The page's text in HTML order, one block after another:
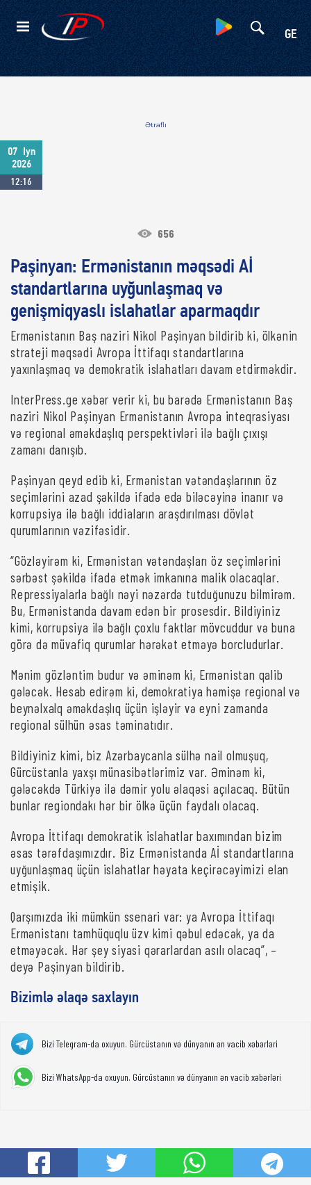
GE
Kateqoriyalar
Ətraflı
07
Iyn
2026
12:16
656
Paşinyan: Ermənistanın məqsədi Aİ
standartlarına uyğunlaşmaq və
genişmiqyaslı islahatlar aparmaqdır
Ermənistanın Baş naziri Nikol Paşinyan bildirib ki, ölkənin
strateji məqsədi Avropa İttifaqı standartlarına
yaxınlaşmaq və demokratik islahatları davam etdirməkdir.
InterPress.ge xəbər verir ki, bu barədə Ermənistanın Baş
naziri Nikol Paşinyan Ermənistanın Avropa inteqrasiyası
və regional əməkdaşlıq perspektivləri ilə bağlı çıxışı
zamanı danışıb.
Paşinyan qeyd edib ki, Ermənistan vətəndaşlarının öz
seçimlərini azad şəkildə ifadə edə biləcəyinə inanır və
korrupsiya ilə bağlı iddiaların araşdırılması dövlət
qurumlarının vəzifəsidir.
“Gözləyirəm ki, Ermənistan vətəndaşları öz seçimlərini
sərbəst şəkildə ifadə etmək imkanına malik olacaqlar.
Repressiyalarla bağlı nəyi nəzərdə tutduğunuzu bilmirəm.
Bu, Ermənistanda davam edən bir prosesdir. Bildiyiniz
kimi, korrupsiya ilə bağlı çoxlu faktlar mövcuddur və buna
görə də müvafiq qurumlar hərəkət etməyə borcludurlar.
Mənim gözləntim budur və əminəm ki, Ermənistan qalib
gələcək. Hesab edirəm ki, demokratiya həmişə regional və
beynəlxalq əməkdaşlıq üçün işləyir və eyni zamanda
regional sülhün əsas təminatıdır.
Bildiyiniz kimi, biz Azərbaycanla sülhə nail olmuşuq,
Gürcüstanla yaxşı münasibətlərimiz var. Əminəm ki,
gələcəkdə Türkiyə ilə dəmir yolu əlaqəsi açılacaq. Bütün
bunlar regiondakı hər bir ölkə üçün faydalı olacaq.
Avropa İttifaqı demokratik islahatlar baxımından bizim
əsas tərəfdaşımızdır. Biz Ermənistanda Aİ standartlarına
uyğunlaşmaq üçün islahatlar həyata keçirəcəyimizi elan
etmişik.
Qarşımızda iki mümkün ssenari var: ya Avropa İttifaqı
Ermənistanı tamhüquqlu üzv kimi qəbul edəcək, ya da
etməyəcək. Hər şey siyasi qərarlardan asılı olacaq”, –
deyə Paşinyan bildirib.
Bizimlə əlaqə saxlayın
Bizi Telegram-da oxuyun. Gürcüstanın və dünyanın ən vacib xəbərləri
Bizi WhatsApp-da oxuyun. Gürcüstanın və dünyanın ən vacib xəbərləri